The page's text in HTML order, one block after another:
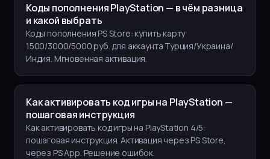
Коды пополнения PlayStation — в чём разница
и какой выбрать
Коды пополнения PS Store: купить карту
1500/3000/5000 руб. для аккаунта Турция/Украина/
Индия. Мгновенная активация.
Как активировать код игры на PlayStation —
пошаговая инструкция
Как активировать код игры на PlayStation 4/5:
пошаговая инструкция. Активация через PS Store,
через PS App. Решение ошибок.